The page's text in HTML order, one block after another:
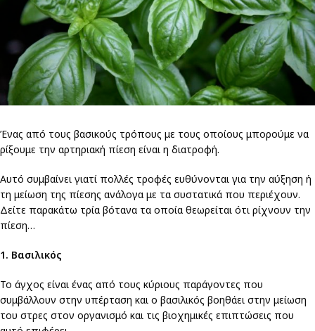
Ένας από τους βασικούς τρόπους με τους οποίους μπορούμε να
ρίξουμε την αρτηριακή πίεση είναι η διατροφή.
Αυτό συμβαίνει γιατί πολλές τροφές ευθύνονται για την αύξηση ή
τη μείωση της πίεσης ανάλογα με τα συστατικά που περιέχουν.
Δείτε παρακάτω τρία βότανα τα οποία θεωρείται ότι ρίχνουν την
πίεση…
1. Βασιλικός
Το άγχος είναι ένας από τους κύριους παράγοντες που
συμβάλλουν στην υπέρταση και ο βασιλικός βοηθάει στην μείωση
του στρες στον οργανισμό και τις βιοχημικές επιπτώσεις που